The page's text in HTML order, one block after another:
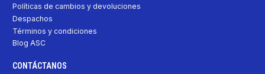
Políticas de cambios y devoluciones
Despachos
Términos y condiciones
Blog ASC
CONTÁCTANOS